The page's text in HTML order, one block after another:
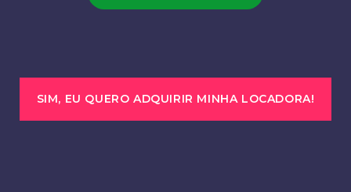
SIM, EU QUERO ADQUIRIR MINHA LOCADORA!